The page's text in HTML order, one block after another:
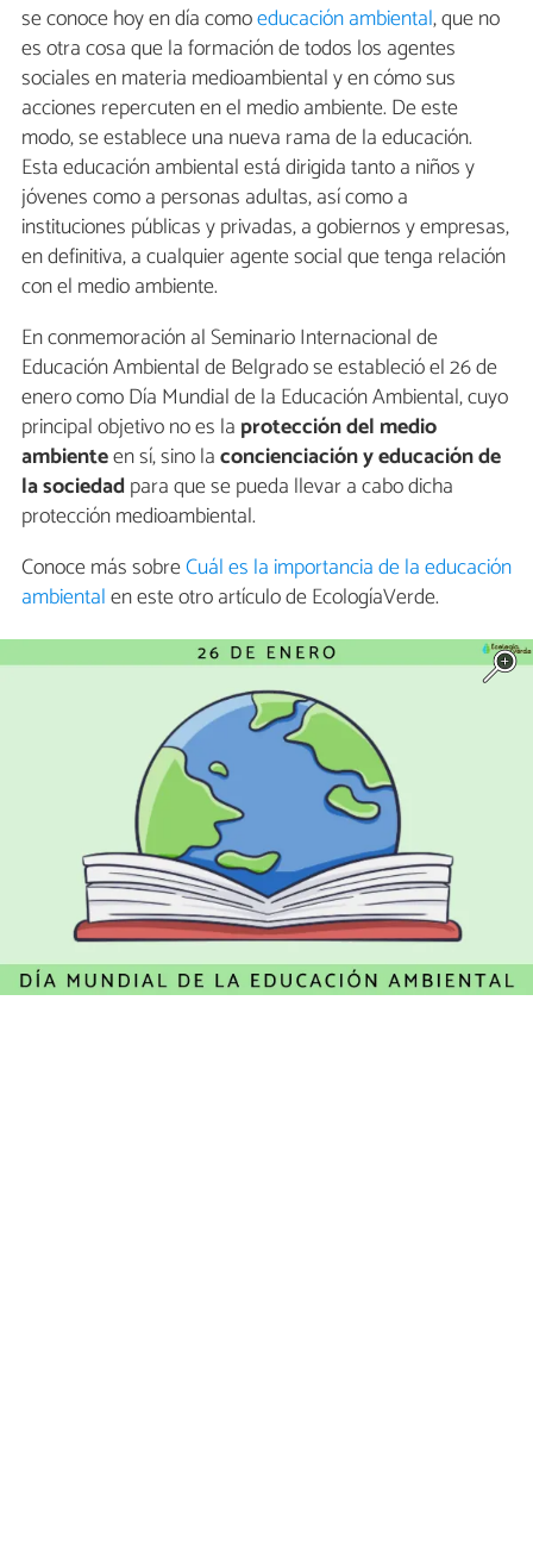
se conoce hoy en día comoeducación ambiental, que no
es otra cosa que la formación de todos los agentes
sociales en materia medioambiental y en cómo sus
acciones repercuten en el medio ambiente. De este
modo, se establece una nueva rama de la educación.
Esta educación ambiental está dirigida tanto a niños y
jóvenes como a personas adultas, así como a
instituciones públicas y privadas, a gobiernos y empresas,
en definitiva, a cualquier agente social que tenga relación
con el medio ambiente.
En conmemoración al Seminario Internacional de
Educación Ambiental de Belgrado se estableció el 26 de
enero como Día Mundial de la Educación Ambiental, cuyo
principal objetivo no es la protección del medio
ambienteen sí, sino laconcienciación y educación de
la sociedadpara que se pueda llevar a cabo dicha
protección medioambiental.
Conoce más sobreCuál es la importancia de la educación
ambientalen este otro artículo de EcologíaVerde.